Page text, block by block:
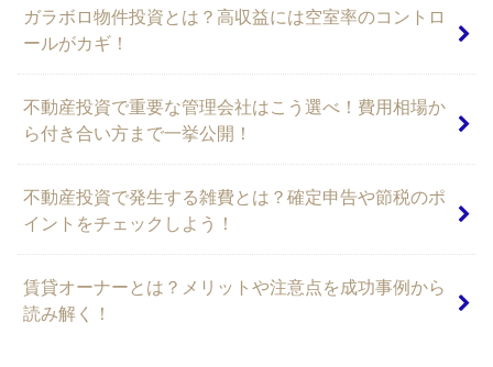
ガラボロ物件投資とは？高収益には空室率のコントロ
ールがカギ！
不動産投資で重要な管理会社はこう選べ！費用相場か
ら付き合い方まで一挙公開！
不動産投資で発生する雑費とは？確定申告や節税のポ
イントをチェックしよう！
賃貸オーナーとは？メリットや注意点を成功事例から
読み解く！